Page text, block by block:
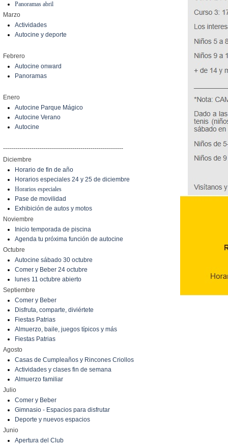
Panoramas abril
Marzo
Actividades
Autocine y deporte
Febrero
Autocine onward
Panoramas
Enero
Autocine Parque Mágico
Autocine Verano
Autocine
-----------------------------------------------------------
Diciembre
Horario de fin de año
Horarios especiales 24 y 25 de diciembre
Horarios especiales
Pase de movilidad
Exhibición de autos y motos
Noviembre
Inicio temporada de piscina
Agenda tu próxima función de autocine
Octubre
Autocine sábado 30 octubre
Comer y Beber 24 octubre
lunes 11 octubre abierto
Septiembre
Comer y Beber
Disfruta, comparte, diviértete
Fiestas Patrias
Almuerzo, baile, juegos típicos y más
Fiestas Patrias
Agosto
Casas de Cumpleaños y Rincones Criollos
Actividades y clases fin de semana
Almuerzo familiar
Julio
Comer y Beber
Gimnasio - Espacios para disfrutar
Deporte y nuevos espacios
Junio
Apertura del Club